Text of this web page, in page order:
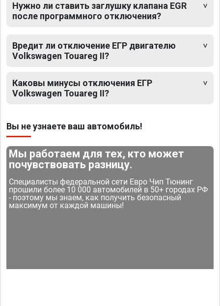
Нужно ли ставить заглушку клапана EGR
после программного отключения?
Вредит ли отключение ЕГР двигателю
Volkswagen Touareg II?
Каковы минусы отключения ЕГР
Volkswagen Touareg II?
Вы не узнаете ваш автомобиль!
Мы работаем для тех, кто может
почувствовать разницу.
Специалисты федеральной сети Евро Чип Тюнинг
прошили более 10 000 автомобилей в 50+ городах РФ
- поэтому мы знаем, как получить безопасный
максимум от каждой машины!